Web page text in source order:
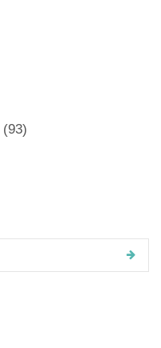
(93)